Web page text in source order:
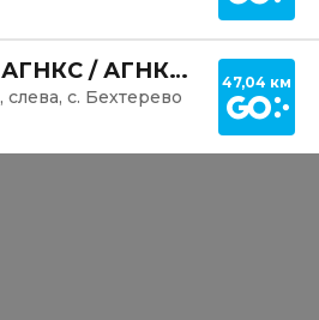
Газпром АГНКС / АГНКС Бехтерево
с. Бехтерево
47,04 км